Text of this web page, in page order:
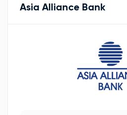
Asia Alliance Bank